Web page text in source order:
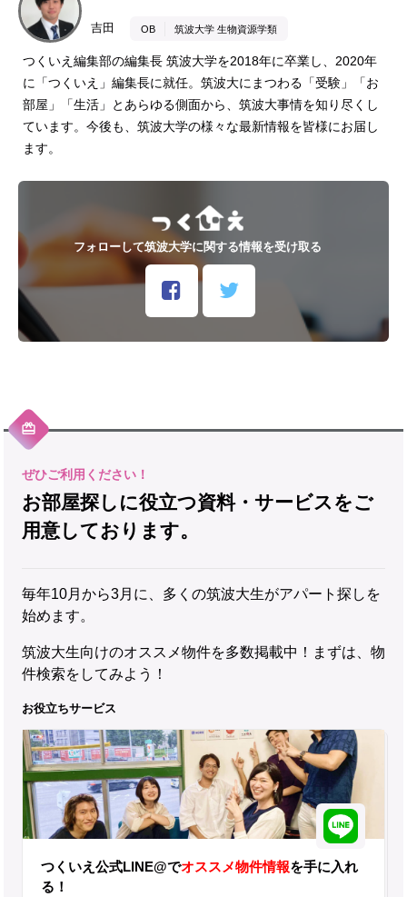
吉田 OB 筑波大学 生物資源学類
つくいえ編集部の編集長 筑波大学を2018年に卒業し、2020年
に「つくいえ」編集長に就任。筑波大にまつわる「受験」「お
部屋」「生活」とあらゆる側面から、筑波大事情を知り尽くし
ています。今後も、筑波大学の様々な最新情報を皆様にお届し
ます。
フォローして筑波大学に関する情報を受け取る
お部屋探しに役立つ資料・サービスをご
用意しております。
毎年10月から3月に、多くの筑波大生がアパート探しを
始めます。
筑波大生向けのオススメ物件を多数掲載中！まずは、物
件検索をしてみよう！
お役立ちサービス
つくいえ公式LINE@でオススメ物件情報を手に入れ
る！